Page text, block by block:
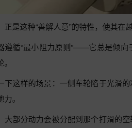
正是这种“善解人意”的特性，使其在
遵循“最小阻力原则”——它总是倾
下这样的场景：一侧车轮陷于光滑
。
大部分动力会被分配到那个打滑的